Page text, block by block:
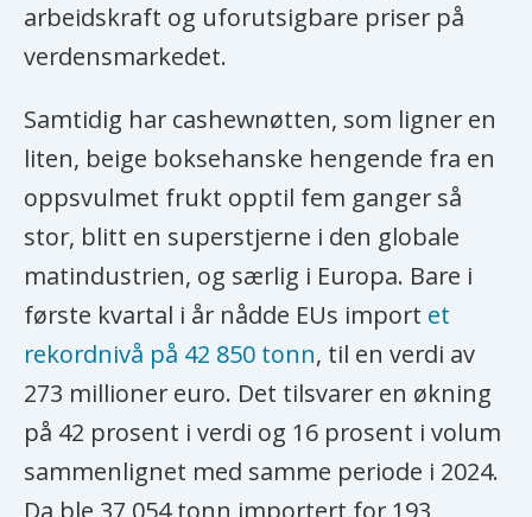
arbeidskraft og uforutsigbare priser på
verdensmarkedet.
Samtidig har cashewnøtten, som ligner en
liten, beige boksehanske hengende fra en
oppsvulmet frukt opptil fem ganger så
stor, blitt en superstjerne i den globale
matindustrien, og særlig i Europa. Bare i
første kvartal i år nådde EUs import et
rekordnivå på 42 850 tonn, til en verdi av
273 millioner euro. Det tilsvarer en økning
på 42 prosent i verdi og 16 prosent i volum
sammenlignet med samme periode i 2024.